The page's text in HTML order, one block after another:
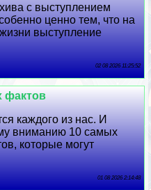
с выступлением
ценно тем, что на
выступление
02 08 2026 11:25:52
фактов
каждого из нас. И
вниманию 10 самых
которые могут
01 08 2026 2:14:48